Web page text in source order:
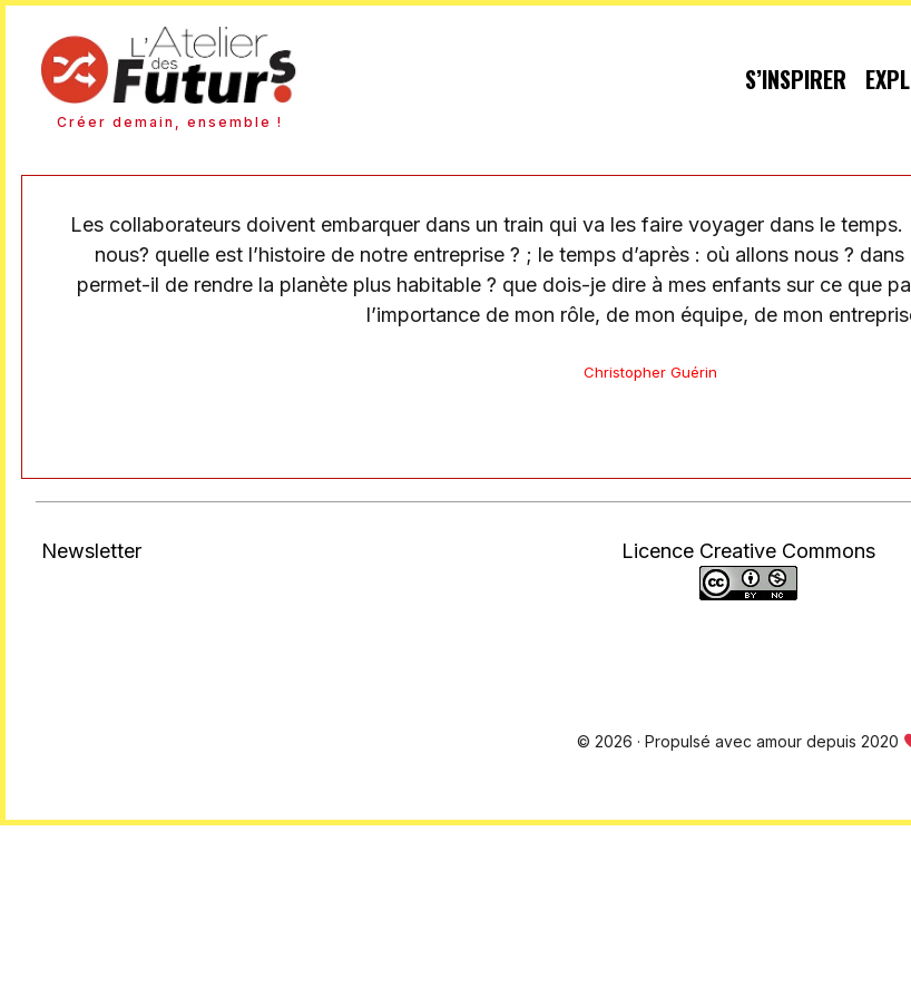
Créer demain, ensemble !
S’INSPIRER
Les collaborateurs doivent embarquer dans un train qui va les faire voyager dans le temps.
nous? quelle est l’histoire de notre entreprise ? ; le temps d’après : où allons nous ?
permet-il de rendre la planète plus habitable ? que dois-je dire à mes enfants sur ce que
l’importance de mon rôle, de mon équipe, de mon
Christopher Guérin
Newsletter Licence Creative Commons
© 2026 · Propulsé avec amour depuis 2020